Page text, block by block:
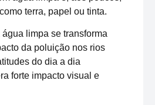
terra, papel ou tinta.
água limpa se transforma
da poluição nos rios
do dia a dia
forte impacto visual e